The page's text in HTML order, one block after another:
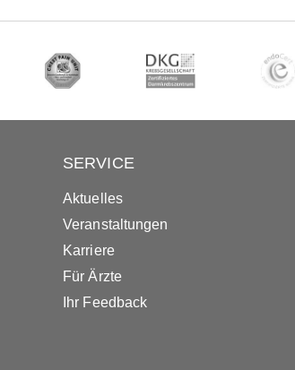
SERVICE
Aktuelles
Veranstaltungen
Karriere
Für Ärzte
Ihr Feedback